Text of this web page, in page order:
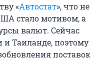
«Автостат», что не
стало мотивом, а
валют. Сейчас
и Таиланде, поэтому
поставок